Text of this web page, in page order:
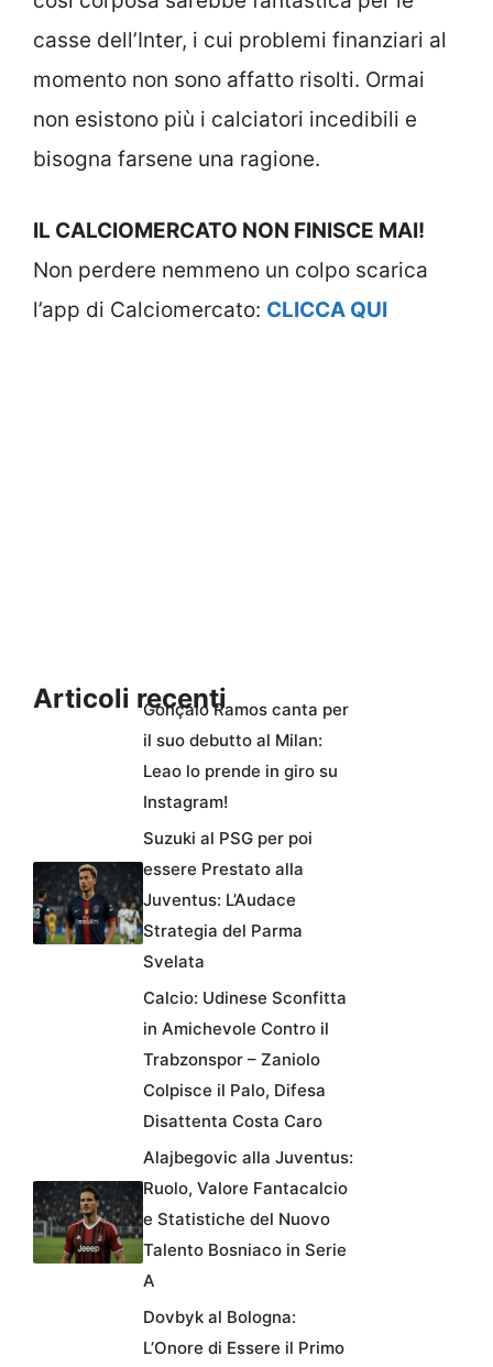
casse dell’Inter, i cui problemi finanziari al
momento non sono affatto risolti. Ormai
non esistono più i calciatori incedibili e
bisogna farsene una ragione.
IL CALCIOMERCATO NON FINISCE MAI!
Non perdere nemmeno un colpo scarica
l’app di Calciomercato: CLICCA QUI
Articoli recentiGonçalo Ramos canta per
il suo debutto al Milan:
Leao lo prende in giro su
Instagram!
Suzuki al PSG per poi
essere Prestato alla
Juventus: L’Audace
Strategia del Parma
Svelata
Calcio: Udinese Sconfitta
in Amichevole Contro il
Trabzonspor – Zaniolo
Colpisce il Palo, Difesa
Disattenta Costa Caro
Alajbegovic alla Juventus:
Ruolo, Valore Fantacalcio
e Statistiche del Nuovo
Talento Bosniaco in Serie
A
Dovbyk al Bologna:
L’Onore di Essere il Primo